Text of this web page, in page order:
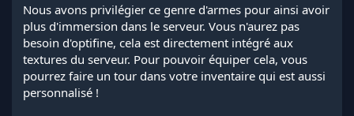
Nous avons privilégier ce genre d'armes pour ainsi avoir
plus d'immersion dans le serveur. Vous n'aurez pas
besoin d'optifine, cela est directement intégré aux
textures du serveur. Pour pouvoir équiper cela, vous
pourrez faire un tour dans votre inventaire qui est aussi
personnalisé !